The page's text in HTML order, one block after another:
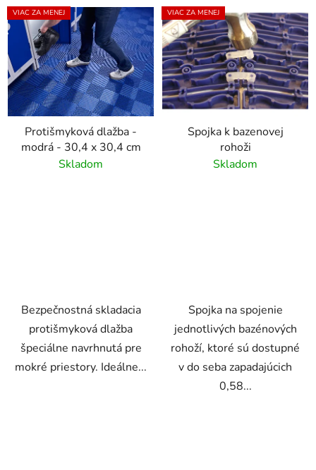
VIAC ZA MENEJ
Protišmyková dlažba -
modrá - 30,4 x 30,4 cm
Skladom
Bezpečnostná skladacia
protišmyková dlažba
špeciálne navrhnutá pre
mokré priestory. Ideálne...
VIAC ZA MENEJ
Spojka k bazenovej
rohoži
Skladom
Spojka na spojenie
jednotlivých bazénových
rohoží, ktoré sú dostupné
v do seba zapadajúcich
0,58...